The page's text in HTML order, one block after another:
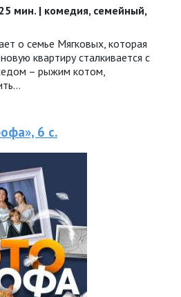
мин. | комедия, семейный,
о семье Мягковых, которая
квартиру сталкивается с
– рыжим котом,
6 с.